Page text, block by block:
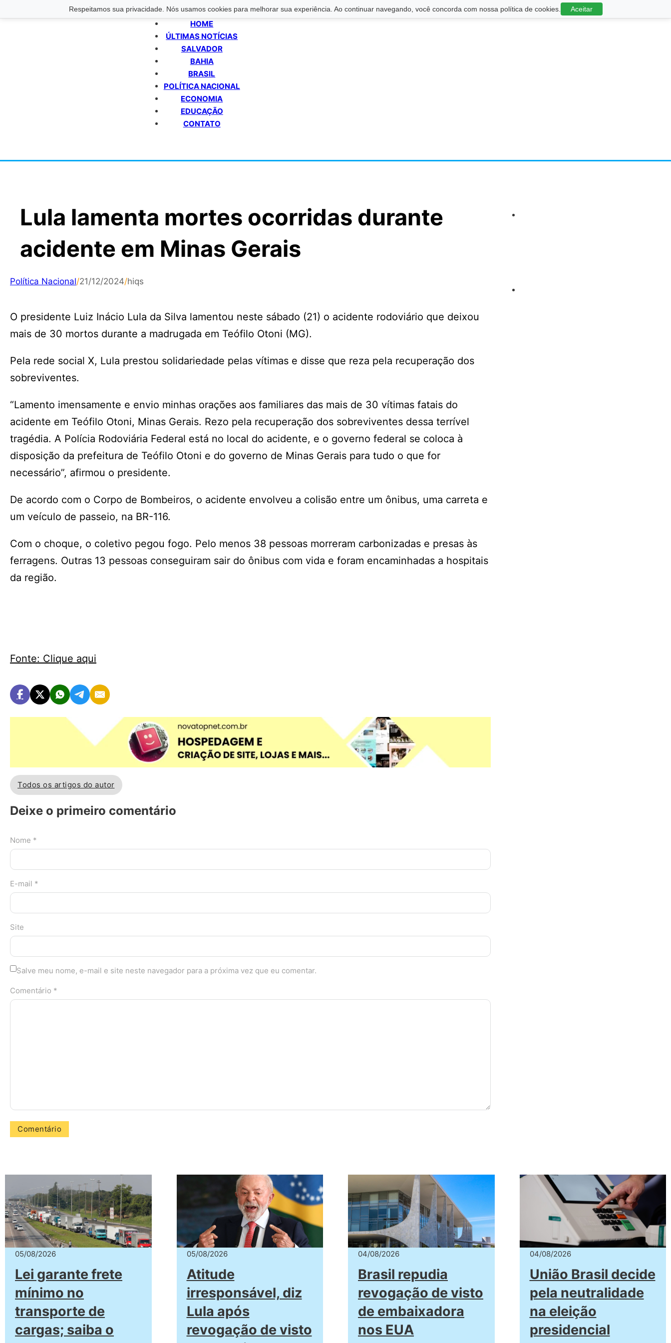
Respeitamos sua privacidade. Nós usamos cookies para melhorar sua experiência. Ao continuar navegando, você concorda com nossa política de cookies. Aceitar
HOME
ÚLTIMAS NOTÍCIAS
SALVADOR
BAHIA
BRASIL
POLÍTICA NACIONAL
ECONOMIA
EDUCAÇÃO
CONTATO
Lula lamenta mortes ocorridas durante
acidente em Minas Gerais
Política Nacional/21/12/2024/hiqs
O presidente Luiz Inácio Lula da Silva lamentou neste sábado (21) o acidente rodoviário que deixou
mais de 30 mortos durante a madrugada em Teófilo Otoni (MG).
Pela rede social X, Lula prestou solidariedade pelas vítimas e disse que reza pela recuperação dos
sobreviventes.
“Lamento imensamente e envio minhas orações aos familiares das mais de 30 vítimas fatais do
acidente em Teófilo Otoni, Minas Gerais. Rezo pela recuperação dos sobreviventes dessa terrível
tragédia. A Polícia Rodoviária Federal está no local do acidente, e o governo federal se coloca à
disposição da prefeitura de Teófilo Otoni e do governo de Minas Gerais para tudo o que for
necessário”, afirmou o presidente.
De acordo com o Corpo de Bombeiros, o acidente envolveu a colisão entre um ônibus, uma carreta e
um veículo de passeio, na BR-116.
Com o choque, o coletivo pegou fogo. Pelo menos 38 pessoas morreram carbonizadas e presas às
ferragens. Outras 13 pessoas conseguiram sair do ônibus com vida e foram encaminhadas a hospitais
da região.
Fonte: Clique aqui
Todos os artigos do autor
Deixe o primeiro comentário
Nome *
E-mail *
Site
Salve meu nome, e-mail e site neste navegador para a próxima vez que eu comentar.
Comentário *
05/08/2026
Lei garante frete
mínimo no
transporte de
cargas; saiba o
05/08/2026
Atitude
irresponsável, diz
Lula após
revogação de visto
04/08/2026
Brasil repudia
revogação de visto
de embaixadora
nos EUA
04/08/2026
União Brasil decide
pela neutralidade
na eleição
presidencial